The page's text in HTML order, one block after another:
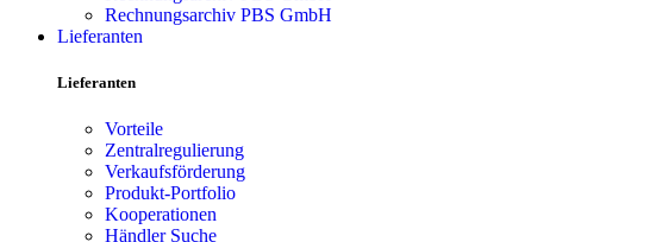
Rechnungsarchiv PBS GmbH
Lieferanten
Lieferanten
Vorteile
Zentralregulierung
Verkaufsförderung
Produkt-Portfolio
Kooperationen
Händler Suche